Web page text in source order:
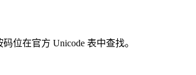
位在官方 Unicode 表中查找。